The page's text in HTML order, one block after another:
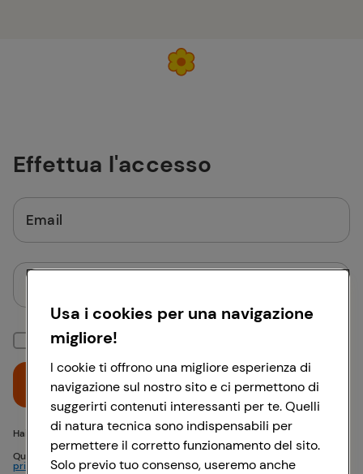
Effettua l'accesso
Email
Mantieni la sessione attiva
Hai problemi di accesso? {{recover-pwd}} o {{recover-email}}
Questo sito è protetto da reCAPTCHA e si applicano
privacy eTermini di servizioGoogle
Accedi
Usa i cookies per una navigazione
migliore!
I cookie ti offrono una migliore esperienza di
navigazione sul nostro sito e ci permettono di
suggerirti contenuti interessanti per te. Quelli
di natura tecnica sono indispensabili per
permettere il corretto funzionamento del sito.
Solo previo tuo consenso, useremo anche